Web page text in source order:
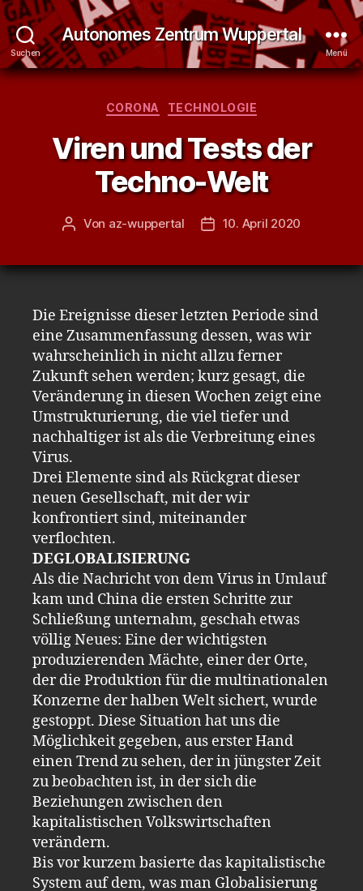
Suchen
Autonomes Zentrum Wuppertal
Menü
Kategorien
CORONA TECHNOLOGIE
Viren und Tests der
Techno-Welt
Beitragsautor
Von az-wuppertal Veröffentlichungsdatum
10. April 2020
Die Ereignisse dieser letzten Periode sind
eine Zusammenfassung dessen, was wir
wahrscheinlich in nicht allzu ferner
Zukunft sehen werden; kurz gesagt, die
Veränderung in diesen Wochen zeigt eine
Umstrukturierung, die viel tiefer und
nachhaltiger ist als die Verbreitung eines
Virus.
Drei Elemente sind als Rückgrat dieser
neuen Gesellschaft, mit der wir
konfrontiert sind, miteinander
verflochten.
DEGLOBALISIERUNG
Als die Nachricht von dem Virus in Umlauf
kam und China die ersten Schritte zur
Schließung unternahm, geschah etwas
völlig Neues: Eine der wichtigsten
produzierenden Mächte, einer der Orte,
der die Produktion für die multinationalen
Konzerne der halben Welt sichert, wurde
gestoppt. Diese Situation hat uns die
Möglichkeit gegeben, aus erster Hand
einen Trend zu sehen, der in jüngster Zeit
zu beobachten ist, in der sich die
Beziehungen zwischen den
kapitalistischen Volkswirtschaften
verändern.
Bis vor kurzem basierte das kapitalistische
System auf dem, was man Globalisierung